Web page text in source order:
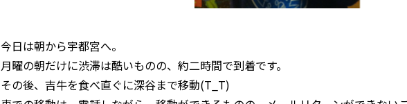
今日は朝から宇都宮へ。
月曜の朝だけに渋滞は酷いものの、約二時間で到着です。
その後、吉牛を食べ直ぐに深谷まで移動(T_T)